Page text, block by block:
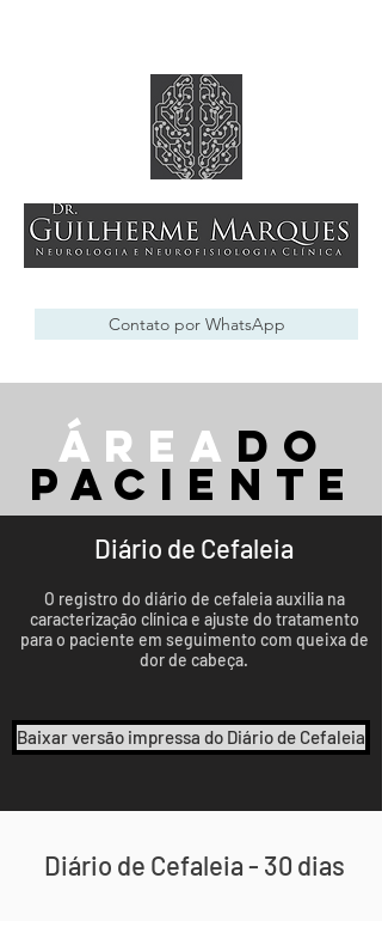
Contato por WhatsApp
Área do
paciente
Diário de Cefaleia
O registro do diário de cefaleia auxilia na
caracterização clínica e ajuste do tratamento
para o paciente em seguimento com queixa de
dor de cabeça.
Baixar versão impressa do Diário de Cefaleia
Diário de Cefaleia - 30 dias